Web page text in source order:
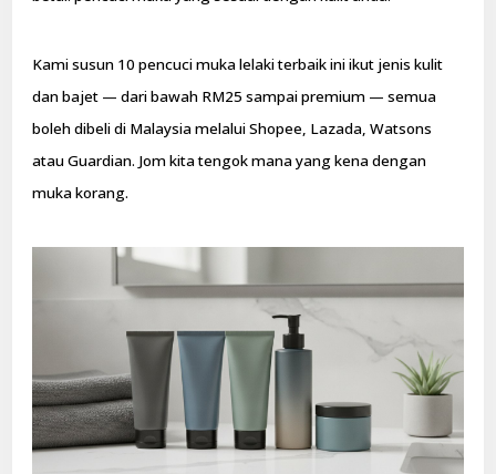
Kami susun 10 pencuci muka lelaki terbaik ini ikut jenis kulit
dan bajet — dari bawah RM25 sampai premium — semua
boleh dibeli di Malaysia melalui Shopee, Lazada, Watsons
atau Guardian. Jom kita tengok mana yang kena dengan
muka korang.